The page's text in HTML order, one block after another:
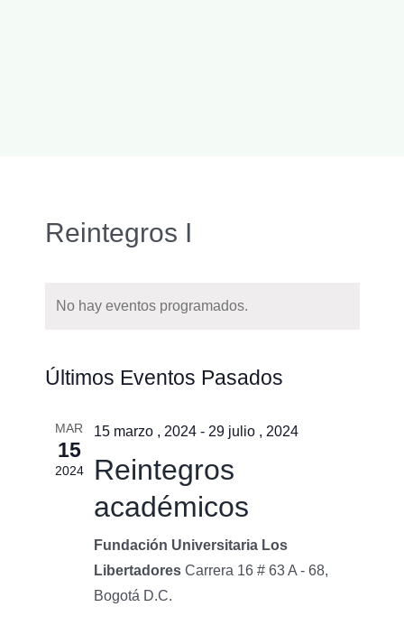
Reintegros I
No hay eventos programados.
Últimos Eventos Pasados
MAR
15
2024
15 marzo , 2024- 29 julio , 2024
Reintegros
académicos
Fundación Universitaria Los
Libertadores Carrera 16 # 63 A - 68,
Bogotá D.C.